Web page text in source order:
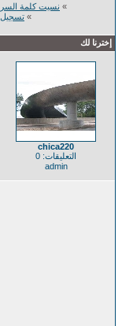
» نسيت كلمة السر
» تسجيل
إخترنا لك
chica220
التعليقات: 0
admin